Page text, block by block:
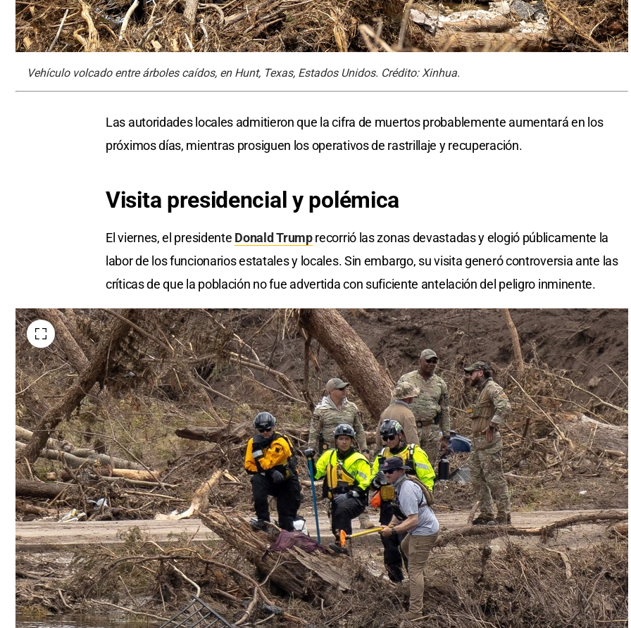
Vehículo volcado entre árboles caídos, en Hunt, Texas, Estados Unidos. Crédito: Xinhua.
Las autoridades locales admitieron que la cifra de muertos probablemente aumentará en los
próximos días, mientras prosiguen los operativos de rastrillaje y recuperación.
Visita presidencial y polémica
El viernes, el presidente Donald Trumprecorrió las zonas devastadas y elogió públicamente la
labor de los funcionarios estatales y locales. Sin embargo, su visita generó controversia ante las
críticas de que la población no fue advertida con suficiente antelación del peligro inminente.